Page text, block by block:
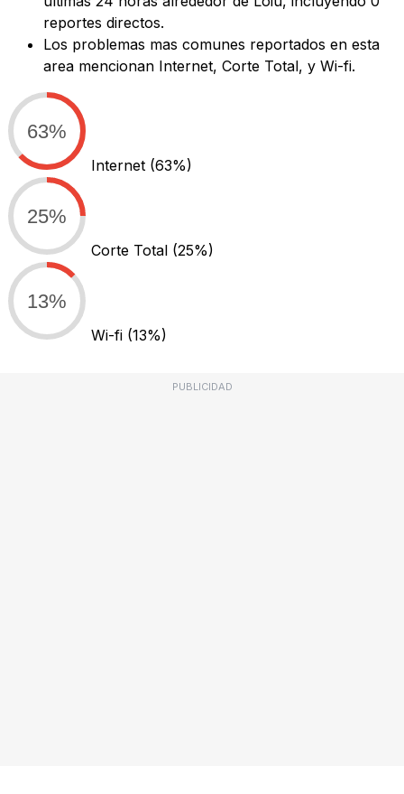
reportes directos.
Los problemas mas comunes reportados en esta
area mencionan Internet, Corte Total, y Wi-fi.
63%
Internet (63%)
25%
Corte Total (25%)
13%
Wi-fi (13%)
PUBLICIDAD